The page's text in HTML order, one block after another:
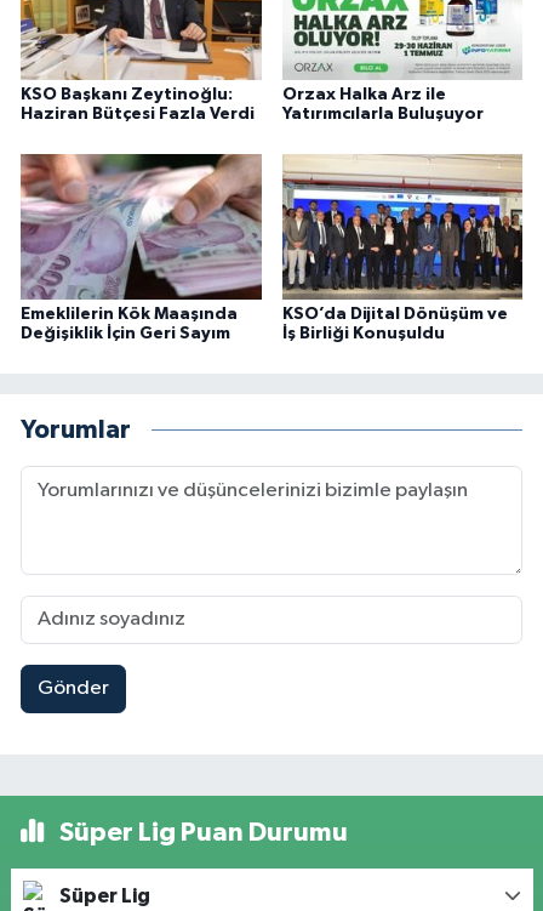
KSO Başkanı Zeytinoğlu:
Haziran Bütçesi Fazla Verdi
Orzax Halka Arz ile
Yatırımcılarla Buluşuyor
Emeklilerin Kök Maaşında
Değişiklik İçin Geri Sayım
KSO’da Dijital Dönüşüm ve
İş Birliği Konuşuldu
Yorumlar
Gönder
Süper Lig Puan Durumu
Süper Lig